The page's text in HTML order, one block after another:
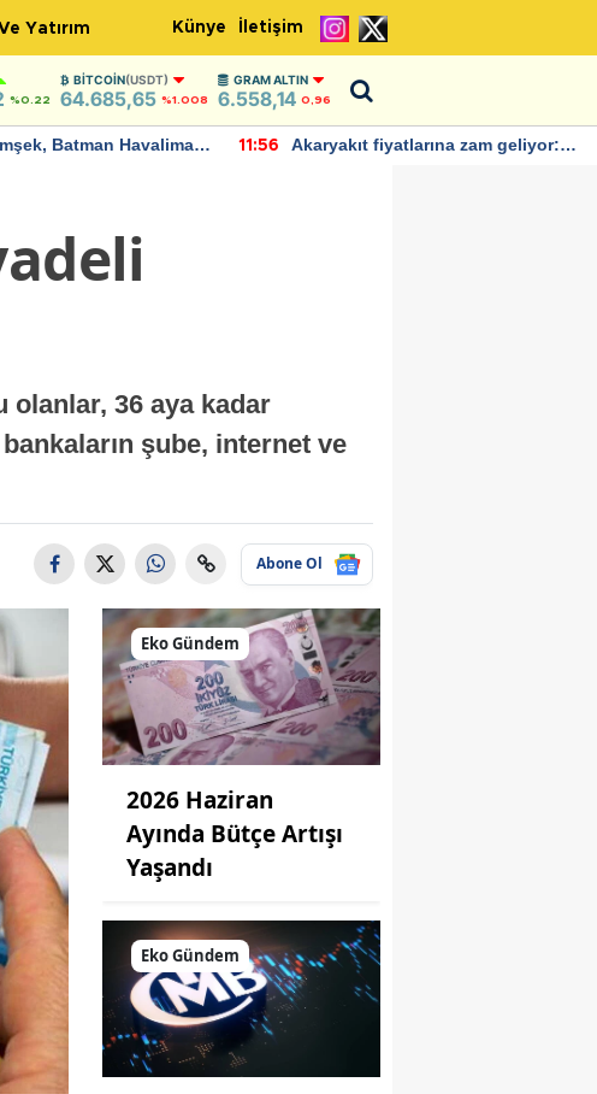
Yatırım Künye İletişim
%0.22
BITCOIN(USDT)
64.685,65 %1.008
GRAM ALTIN
6.558,14 0,96
Batman Havalimanı
11:56
Akaryakıt fiyatlarına zam geliyor:
olanlar, 36 aya kadar
şube, internet ve
Abone Ol
Eko Gündem
2026 Haziran
Ayında Bütçe Artışı
Yaşandı
Eko Gündem